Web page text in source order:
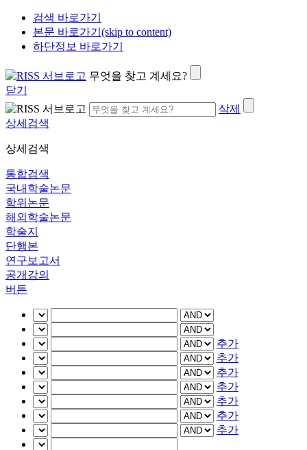
검색 바로가기
본문 바로가기(skip to content)
하단정보 바로가기
무엇을 찾고 계세요?
닫기
삭제
상세검색
상세검색
통합검색
국내학술논문
학위논문
해외학술논문
학술지
단행본
연구보고서
공개강의
버튼
추가
추가
추가
추가
추가
추가
추가